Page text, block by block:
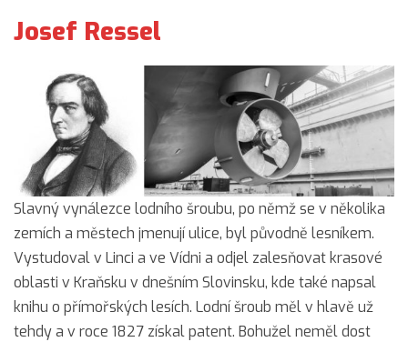
Josef Ressel
Slavný vynálezce lodního šroubu, po němž se v několika
zemích a městech jmenují ulice, byl původně lesníkem.
Vystudoval v Linci a ve Vídni a odjel zalesňovat krasové
oblasti v Kraňsku v dnešním Slovinsku, kde také napsal
knihu o přímořských lesích. Lodní šroub měl v hlavě už
tehdy a v roce 1827 získal patent. Bohužel neměl dost